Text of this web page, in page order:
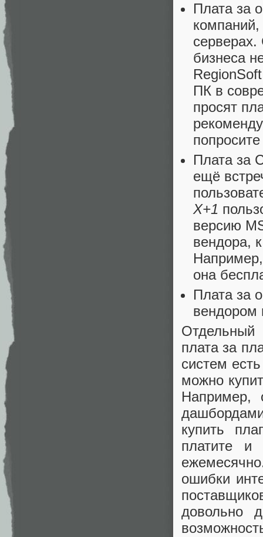
Плата за
компаний,
бизнеса
ПК в
просят
Плата за
ещё
X+1
версию
вендора,
она
Плата за
вендором
Отдельный
плата за
систем
можно
Например,
купить
платите и
ошибки
довольно